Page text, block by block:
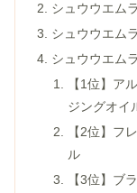
シュウウエム
シュウウエム
シュウウエム
【1位】ア
ジングオイ
【2位】フ
ル
【3位】ブ